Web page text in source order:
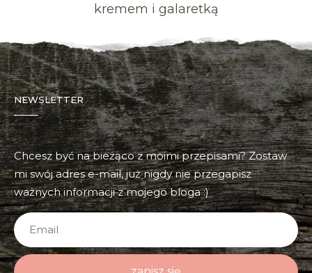
kremem i galaretką
NEWSLETTER
Chcesz być na bieżąco z moimi przepisami? Zostaw
mi swój adres e-mail, już nigdy nie przegapisz
ważnych informacji z mojego bloga :)